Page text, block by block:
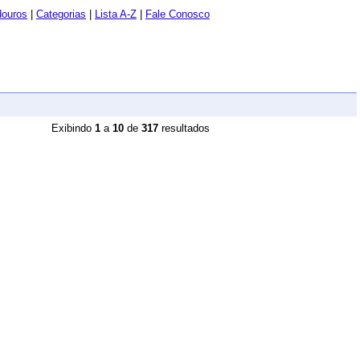
Categorias Lista A-Z Fale Conosco
Exibindo 1 a 10 de 317 resultados